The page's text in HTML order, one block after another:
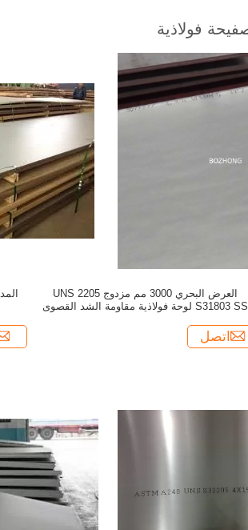
العرض البحري 3000 مم مزدوج 2205 UNS
S31803 SS لوحة فولاذية مقاومة الشد القصوى
اتصل